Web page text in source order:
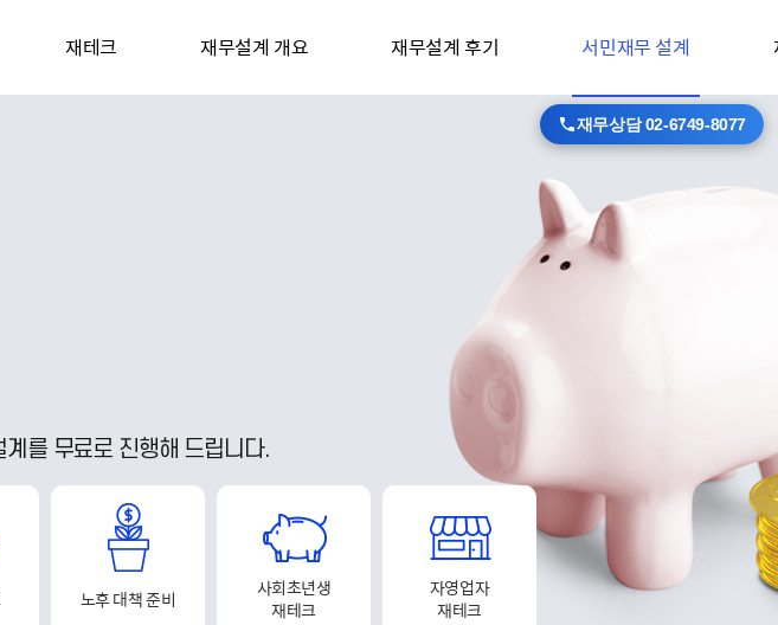
재무상담 02-6749-8077
재테크 재무설계 개요 재무설계 후기 서민재무 설계
를 무료로 진행해 드립니다.
노후 대책 준비
사회초년생
재테크
자영업자
재테크